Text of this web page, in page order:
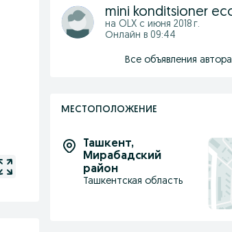
на OLX с июня 2018 г.
Онлайн в 09:44
Все объявления автора
МЕСТОПОЛОЖЕНИЕ
Ташкент,
Мирабадский
район
Ташкентская область